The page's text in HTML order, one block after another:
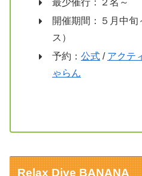
最少催行：２名～
開催期間：５月中
ス）
予約： 公式/ アクテ
ゃらん
Relax Dive BANANA